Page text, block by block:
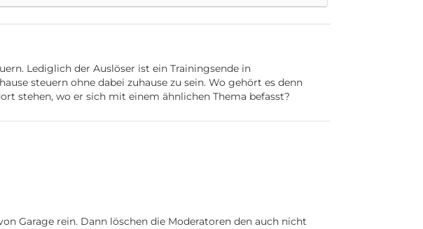
Lediglich der Auslöser ist ein Trainingsende in
steuern ohne dabei zuhause zu sein. Wo gehört es denn
stehen, wo er sich mit einem ähnlichen Thema befasst?
Garage rein. Dann löschen die Moderatoren den auch nicht